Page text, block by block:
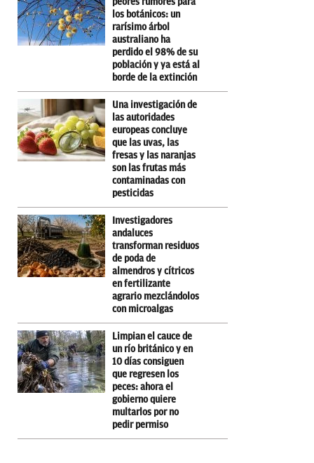
los botánicos: un
rarísimo árbol
australiano ha
perdido el 98% de su
población y ya está al
borde de la extinción
Una investigación de
las autoridades
europeas concluye
que las uvas, las
fresas y las naranjas
son las frutas más
contaminadas con
pesticidas
Investigadores
andaluces
transforman residuos
de poda de
almendros y cítricos
en fertilizante
agrario mezclándolos
con microalgas
Limpian el cauce de
un río británico y en
10 días consiguen
que regresen los
peces: ahora el
gobierno quiere
multarlos por no
pedir permiso